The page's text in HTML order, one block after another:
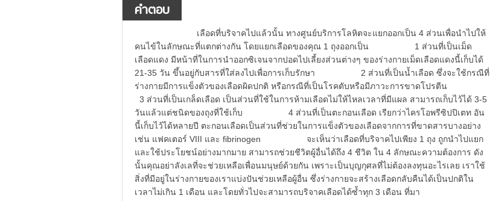
คำตอบ
เลือดที่บริจาคไปแล้วนั้น ทางศูนย์บริการโลหิตจะแยกออกเป็น 4 ส่วนเพื่อนำไปให้
คนไข้ในลักษณะที่แตกต่างกัน โดยแยกเลือดของคุณ 1 ถุงออกเป็น 1 ส่วนที่เป็นเม็ด
เลือดแดง มีหน้าที่ในการนำออกซิเจนจากปอดไปเลี้ยงส่วนต่างๆ ของร่างกายเม็ดเลือดแดงนี้เก็บได้
21-35 วัน ขึ้นอยู่กับสารที่ใส่ลงไปเพื่อการเก็บรักษา 2 ส่วนที่เป็นน้ำเลือด ซึ่งจะใช้กรณีที่
ร่างกายมีการแข็งตัวของเลือดผิดปกติ หรือกรณีที่เป็นโรคตับหรือมีภาวะการขาดโปรตีน
3 ส่วนที่เป็นเกล็ดเลือด เป็นส่วนที่ใช้ในการห้ามเลือดไม่ให้ไหลเวลาที่มีแผล สามารถเก็บไว้ได้ 3-5
วันแล้วแต่ชนิดของถุงที่ใช้เก็บ 4 ส่วนที่เป็นตะกอนเลือด เรียกว่าไครโอพรีซิปปิเตท อัน
นี้เก็บไว้ได้หลายปี ตะกอนเลือดเป็นส่วนที่ช่วยในการแข็งตัวของเลือดจากการที่ขาดสารบางอย่าง
เช่น แฟคเตอร์ VIII และ fibrinogen จะเห็นว่าเลือดที่บริจาคไปเพียง 1 ถุง ถูกนำไปแยก
และใช้ประโยชน์อย่างมากมาย สามารถช่วยชีวิตผู้อื่นได้ถึง 4 ชีวิต ใน 4 ลักษณะความต้องการ ดัง
นั้นคุณอย่าลังเลที่จะช่วยเหลือเพื่อนมนุษย์ด้วยกัน เพราะเป็นบุญกุศลที่ไม่ต้องลงทุนอะไรเลย เราใช้
สิ่งที่มีอยู่ในร่างกายของเราแบ่งปันช่วยเหลือผู้อื่น ซึ่งร่างกายจะสร้างเลือดกลับคืนได้เป็นปกติใน
เวลาไม่เกิน 1 เดือน และโดยทั่วไปจะสามารถบริจาคเลือดได้ซ้ำทุก 3 เดือน ที่มา